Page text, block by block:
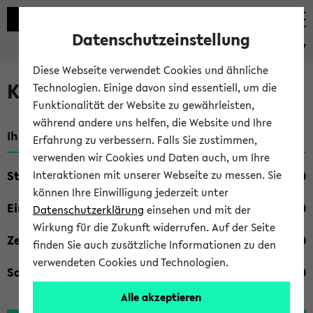
eKVV
Kombisuche im eKVV
Ihre Suchkriterien:
Studienfach
Einrichtung
Zeiten
Sonstiges
Datenschutzeinstellung
Diese Webseite verwendet Cookies und ähnliche
Technologien. Einige davon sind essentiell, um die
Funktionalität der Website zu gewährleisten,
während andere uns helfen, die Website und Ihre
Erfahrung zu verbessern. Falls Sie zustimmen,
verwenden wir Cookies und Daten auch, um Ihre
Interaktionen mit unserer Webseite zu messen. Sie
können Ihre Einwilligung jederzeit unter
Datenschutzerklärung einsehen und mit der
Wirkung für die Zukunft widerrufen. Auf der Seite
finden Sie auch zusätzliche Informationen zu den
verwendeten Cookies und Technologien.
Alle akzeptieren